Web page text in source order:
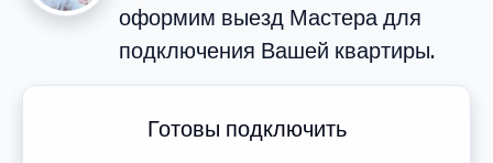
оформим выезд Мастера для
подключения Вашей квартиры.
Готовы подключить